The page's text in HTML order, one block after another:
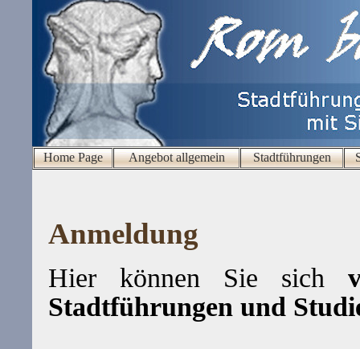
Home Page Angebot allgemein Stadtführungen
Anmeldung
Hier können Sie sich
Stadtführungen und